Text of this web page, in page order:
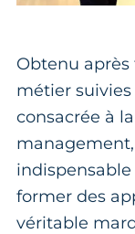
Obtenu
métier
consacrée à
former des
véritable